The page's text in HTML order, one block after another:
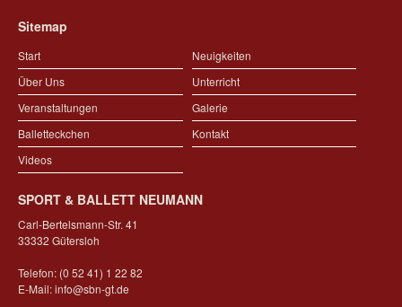
Sitemap
Start
Neuigkeiten
Über Uns
Unterricht
Veranstaltungen
Galerie
Balletteckchen
Kontakt
Videos
SPORT & BALLETT NEUMANN
Carl-Bertelsmann-Str. 41
33332 Gütersloh
Telefon: (0 52 41) 1 22 82
E-Mail:info@sbn-gt.de